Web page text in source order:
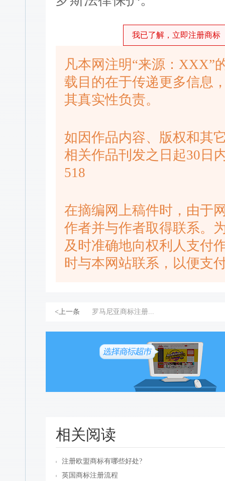
我已了解，立即注册商标
凡本网注明“来源：XXX”
载目的在于传递更多信息
其真实性负责。
如因作品内容、版权和其
相关作品刊发之日起30日
518
在摘编网上稿件时，由于
作者并与作者取得联系。
及时准确地向权利人支付
时与本网站联系，以便支
<上一条 罗马尼亚商标注册...
相关阅读
注册欧盟商标有哪些好处?
英国商标注册流程